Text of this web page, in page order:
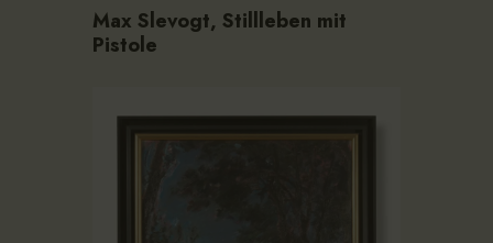
Max Slevogt, Stillleben mit
Pistole